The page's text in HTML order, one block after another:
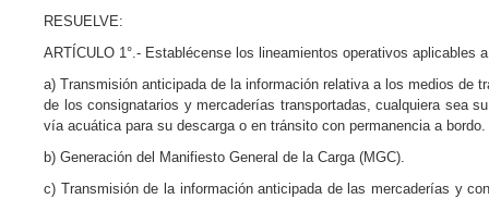
RESUELVE:
ARTÍCULO 1°.- Establécense los lineamientos operativos aplicables
a) Transmisión anticipada de la información relativa a los medios de
de los consignatarios y mercaderías transportadas, cualquiera sea
vía acuática para su descarga o en tránsito con permanencia a bordo.
b) Generación del Manifiesto General de la Carga (MGC).
c) Transmisión de la información anticipada de las mercaderías y